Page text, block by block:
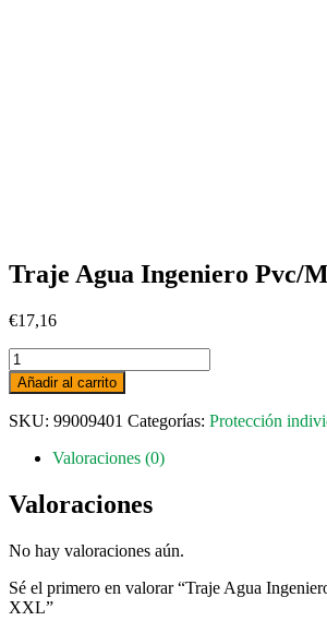
Traje Agua Ingeniero Pvc/
€17,16
Traje
Agua
Ingeniero
Pvc/Marino
XXL
Añadir al carrito
SKU: 99009401 Categorías: Protección
Valoraciones (0)
Valoraciones
No hay valoraciones aún.
Sé el primero en valorar “Traje Agua
XXL”